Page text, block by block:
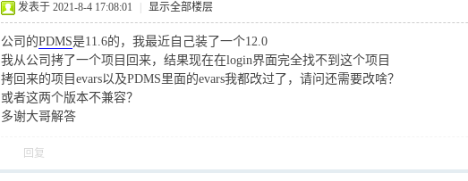
发表于 2021-8-4 17:08:01 显示全部楼层
公司的PDMS是11.6的，我最近自己装了一个12.0
我从公司拷了一个项目回来，结果现在在login界面完全找不到这个项目
拷回来的项目evars以及PDMS里面的evars我都改过了，请问还需要改啥？
或者这两个版本不兼容？
多谢大哥解答
回复